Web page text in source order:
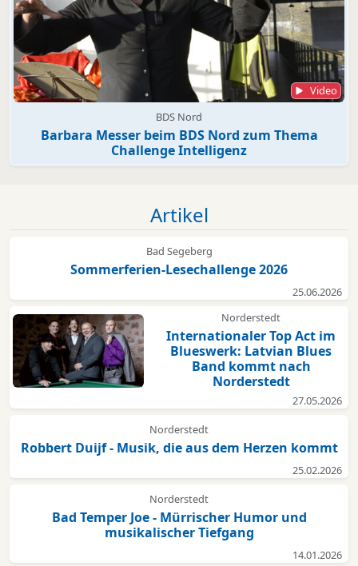
Video
BDS Nord
Barbara Messer beim BDS Nord zum Thema
Challenge Intelligenz
Artikel
Bad Segeberg
Sommerferien-Lesechallenge 2026
25.06.2026
Norderstedt
Internationaler Top Act im
Blueswerk: Latvian Blues
Band kommt nach
Norderstedt
27.05.2026
Norderstedt
Robbert Duijf - Musik, die aus dem Herzen kommt
25.02.2026
Norderstedt
Bad Temper Joe - Mürrischer Humor und
musikalischer Tiefgang
14.01.2026